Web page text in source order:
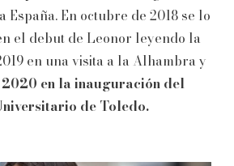
a España. En octubre de 2018 se lo
el debut de Leonor leyendo la
en una visita a la Alhambra y
2020 en la inauguración del
de Toledo.